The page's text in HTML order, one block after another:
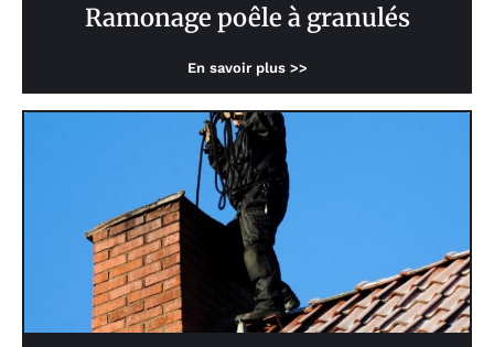
Ramonage poêle à granulés
En savoir plus >>